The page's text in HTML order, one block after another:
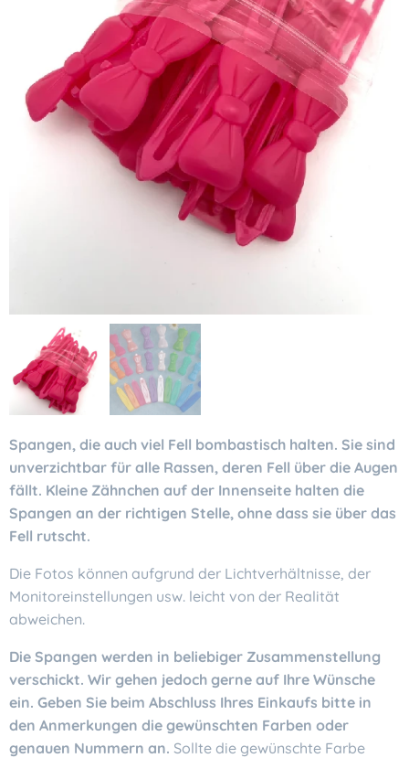
Spangen, die auch viel Fell bombastisch halten. Sie sind
unverzichtbar für alle Rassen, deren Fell über die Augen
fällt. Kleine Zähnchen auf der Innenseite halten die
Spangen an der richtigen Stelle, ohne dass sie über das
Fell rutscht.
Die Fotos können aufgrund der Lichtverhältnisse, der
Monitoreinstellungen usw. leicht von der Realität
abweichen.
Die Spangen werden in beliebiger Zusammenstellung
verschickt. Wir gehen jedoch gerne auf Ihre Wünsche
ein. Geben Sie beim Abschluss Ihres Einkaufs bitte in
den Anmerkungen die gewünschten Farben oder
genauen Nummern an. Sollte die gewünschte Farbe